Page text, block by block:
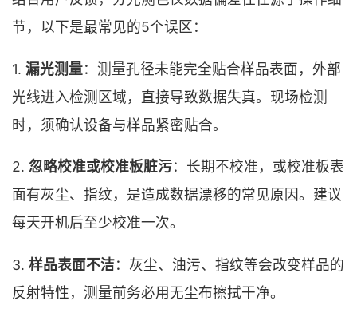
节，以下是最常见的5个误区：
1. 漏光测量：测量孔径未能完全贴合样品表面，外部
光线进入检测区域，直接导致数据失真。现场检测
时，须确认设备与样品紧密贴合。
2. 忽略校准或校准板脏污：长期不校准，或校准板表
面有灰尘、指纹，是造成数据漂移的常见原因。建议
每天开机后至少校准一次。
3. 样品表面不洁：灰尘、油污、指纹等会改变样品的
反射特性，测量前务必用无尘布擦拭干净。